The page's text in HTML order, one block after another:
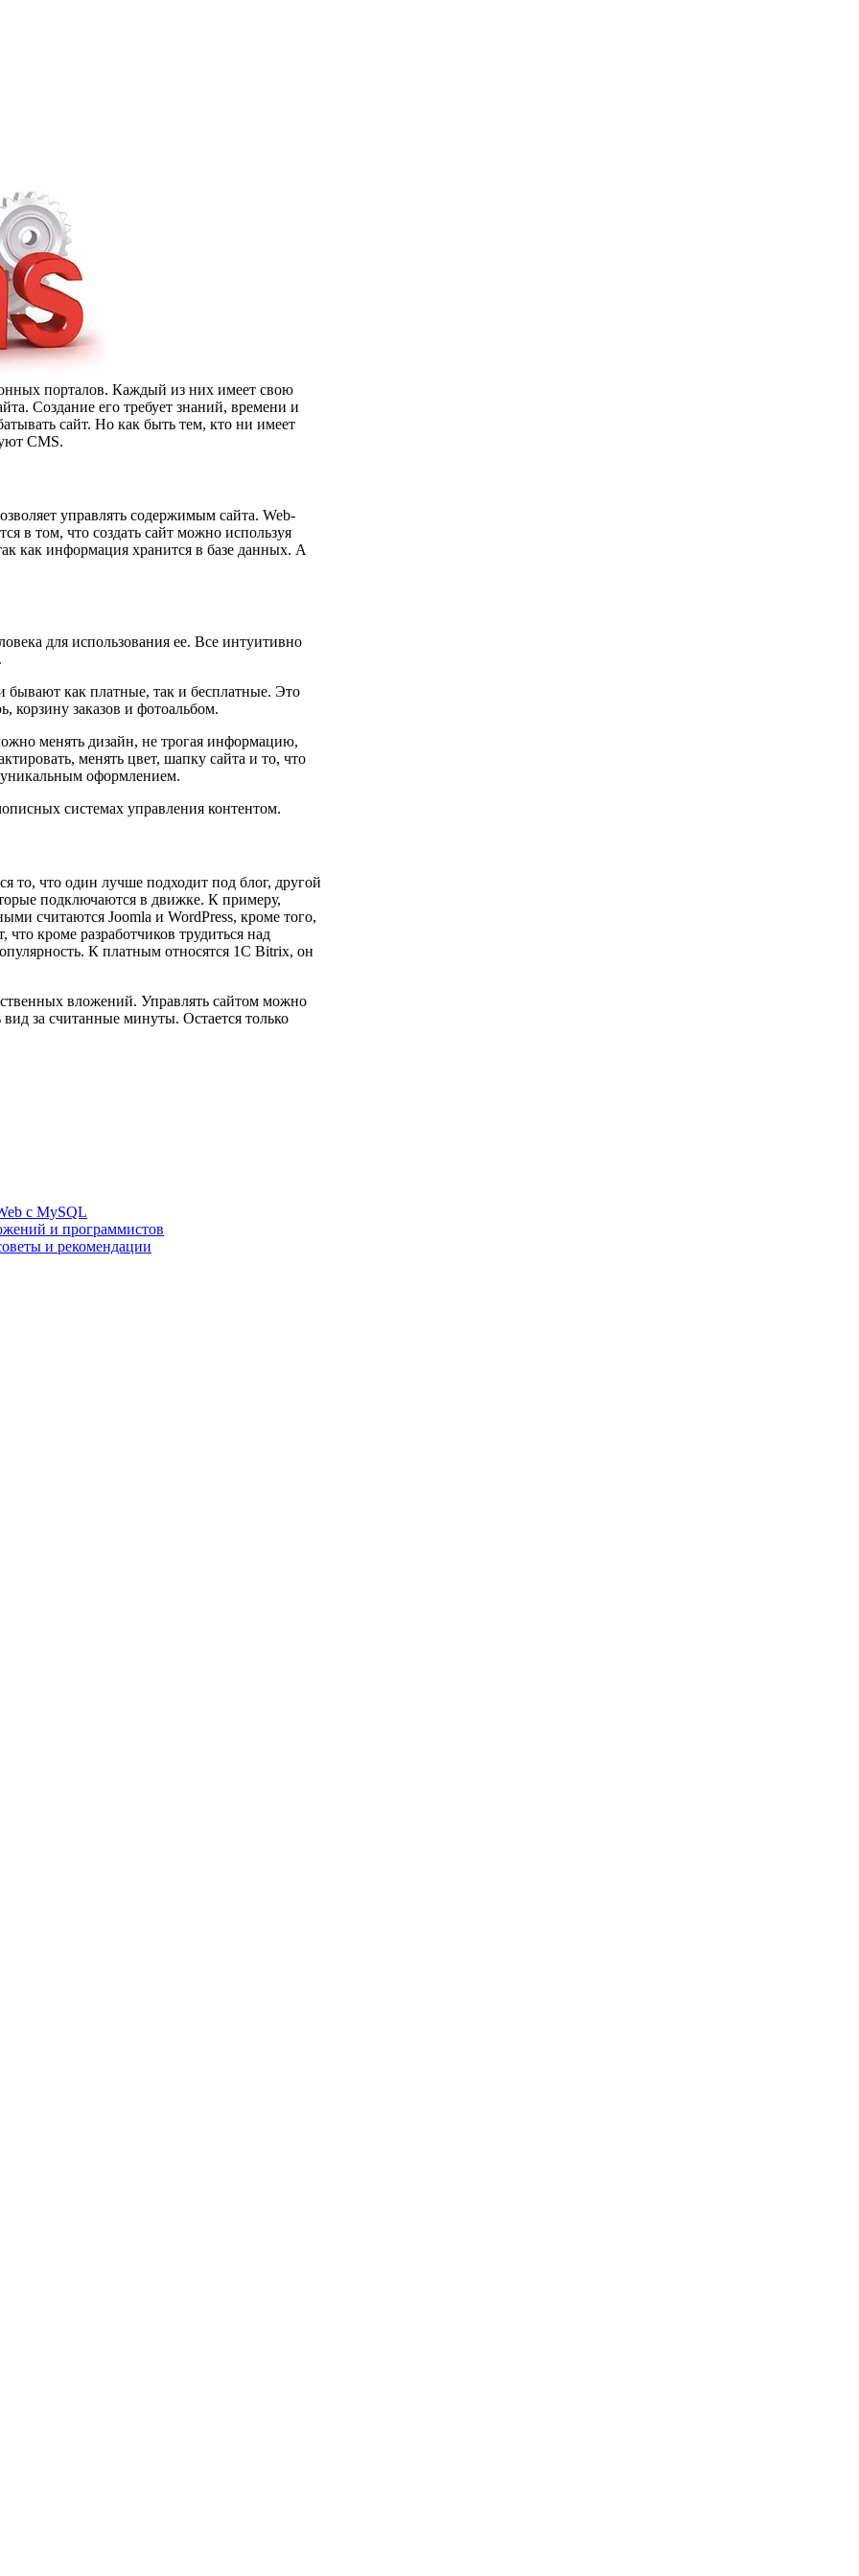
порталов. Каждый из них имеет свою
Создание его требует знаний, времени и
сайт. Но как быть тем, кто ни имеет
CMS.
управлять содержимым сайта. Web-
в том, что создать сайт можно используя
как информация хранится в базе данных. А
для использования ее. Все интуитивно
как платные, так и бесплатные. Это
корзину заказов и фотоальбом.
менять дизайн, не трогая информацию,
менять цвет, шапку сайта и то, что
уникальным оформлением.
системах управления контентом.
то, что один лучше подходит под блог, другой
подключаются в движке. К примеру,
считаются Joomla и WordPress, кроме того,
кроме разработчиков трудиться над
К платным относятся 1C Bitrix, он
вложений. Управлять сайтом можно
за считанные минуты. Остается только
с MySQL
и программистов
и рекомендации